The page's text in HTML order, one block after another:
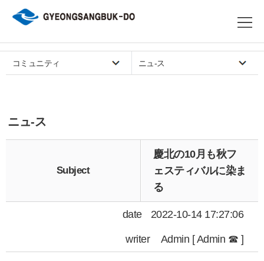
コミュニティ ニュ-ス
ニュ-ス
Subject
慶北の10月も秋フ
ェスティバルに染ま
る
date 2022-10-14 17:27:06
writer Admin [ Admin ☎ ]